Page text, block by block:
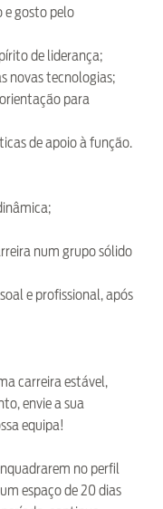
e gosto pelo
de liderança;
novas tecnologias;
para
de apoio à função.
num grupo sólido
e profissional, após
carreira estável,
envie a sua
equipa!
no perfil
espaço de 20 dias